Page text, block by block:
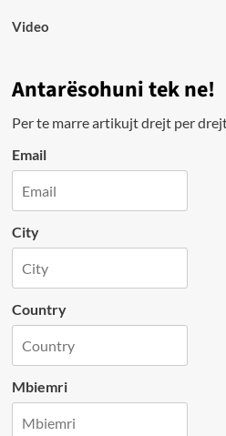
Video
Antarësohuni tek ne!
Per te marre artikujt drejt per
Email
City
Country
Mbiemri